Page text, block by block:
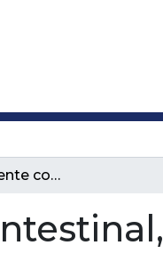
Manejo del paciente con obstrucción intestinal, reporte de caso